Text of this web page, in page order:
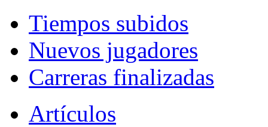
Tiempos subidos
Nuevos jugadores
Carreras finalizadas
Artículos